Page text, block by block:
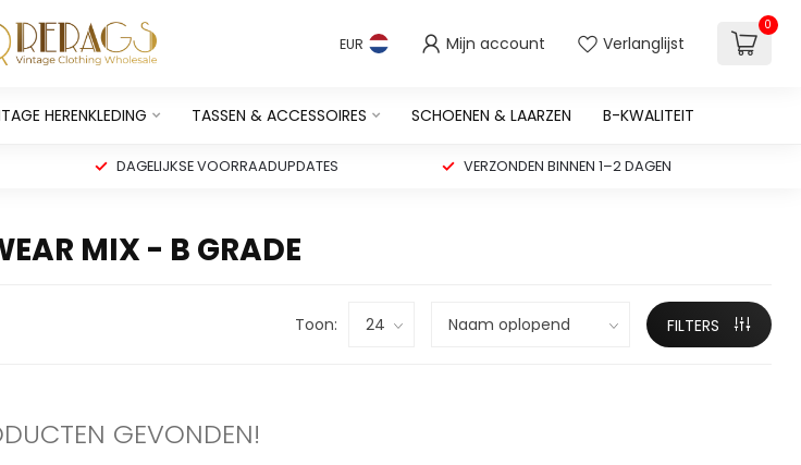
EUR Mijn account Verlanglijst
0
HERENKLEDING TASSEN & ACCESSOIRES SCHOENEN & LAARZEN B-KWALITEIT
DAGELIJKSE VOORRAADUPDATES VERZONDEN BINNEN 1–2 DAGEN
MIX - B GRADE
Toon: FILTERS
GEVONDEN!